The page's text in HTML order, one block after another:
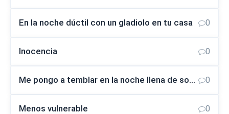
En la noche dúctil con un gladiolo en tu casa 0
Inocencia 0
Me pongo a temblar en la noche llena de sonidos 0
Menos vulnerable 0